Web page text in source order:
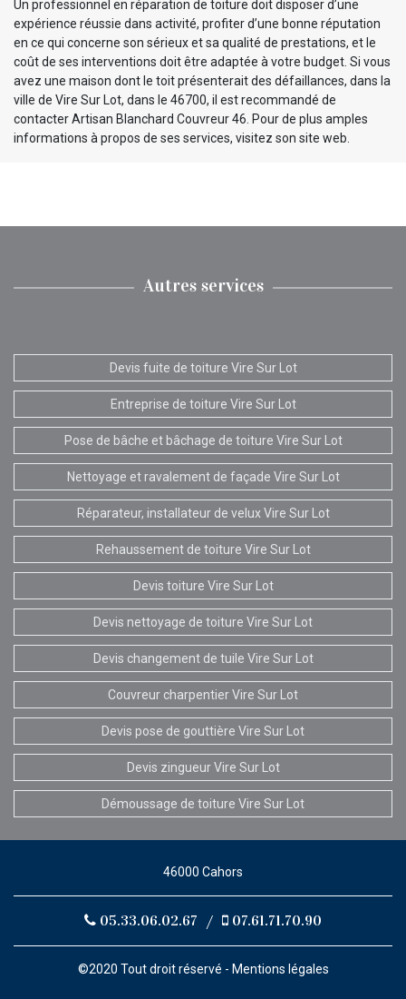
Un professionnel en réparation de toiture doit disposer d’une
expérience réussie dans activité, profiter d’une bonne réputation
en ce qui concerne son sérieux et sa qualité de prestations, et le
coût de ses interventions doit être adaptée à votre budget. Si vous
avez une maison dont le toit présenterait des défaillances, dans la
ville de Vire Sur Lot, dans le 46700, il est recommandé de
contacter Artisan Blanchard Couvreur 46. Pour de plus amples
informations à propos de ses services, visitez son site web.
Autres services
Devis fuite de toiture Vire Sur Lot
Entreprise de toiture Vire Sur Lot
Pose de bâche et bâchage de toiture Vire Sur Lot
Nettoyage et ravalement de façade Vire Sur Lot
Réparateur, installateur de velux Vire Sur Lot
Rehaussement de toiture Vire Sur Lot
Devis toiture Vire Sur Lot
Devis nettoyage de toiture Vire Sur Lot
Devis changement de tuile Vire Sur Lot
Couvreur charpentier Vire Sur Lot
Devis pose de gouttière Vire Sur Lot
Devis zingueur Vire Sur Lot
Démoussage de toiture Vire Sur Lot
46000 Cahors
05.33.06.02.67 / 07.61.71.70.90
©2020 Tout droit réservé - Mentions légales